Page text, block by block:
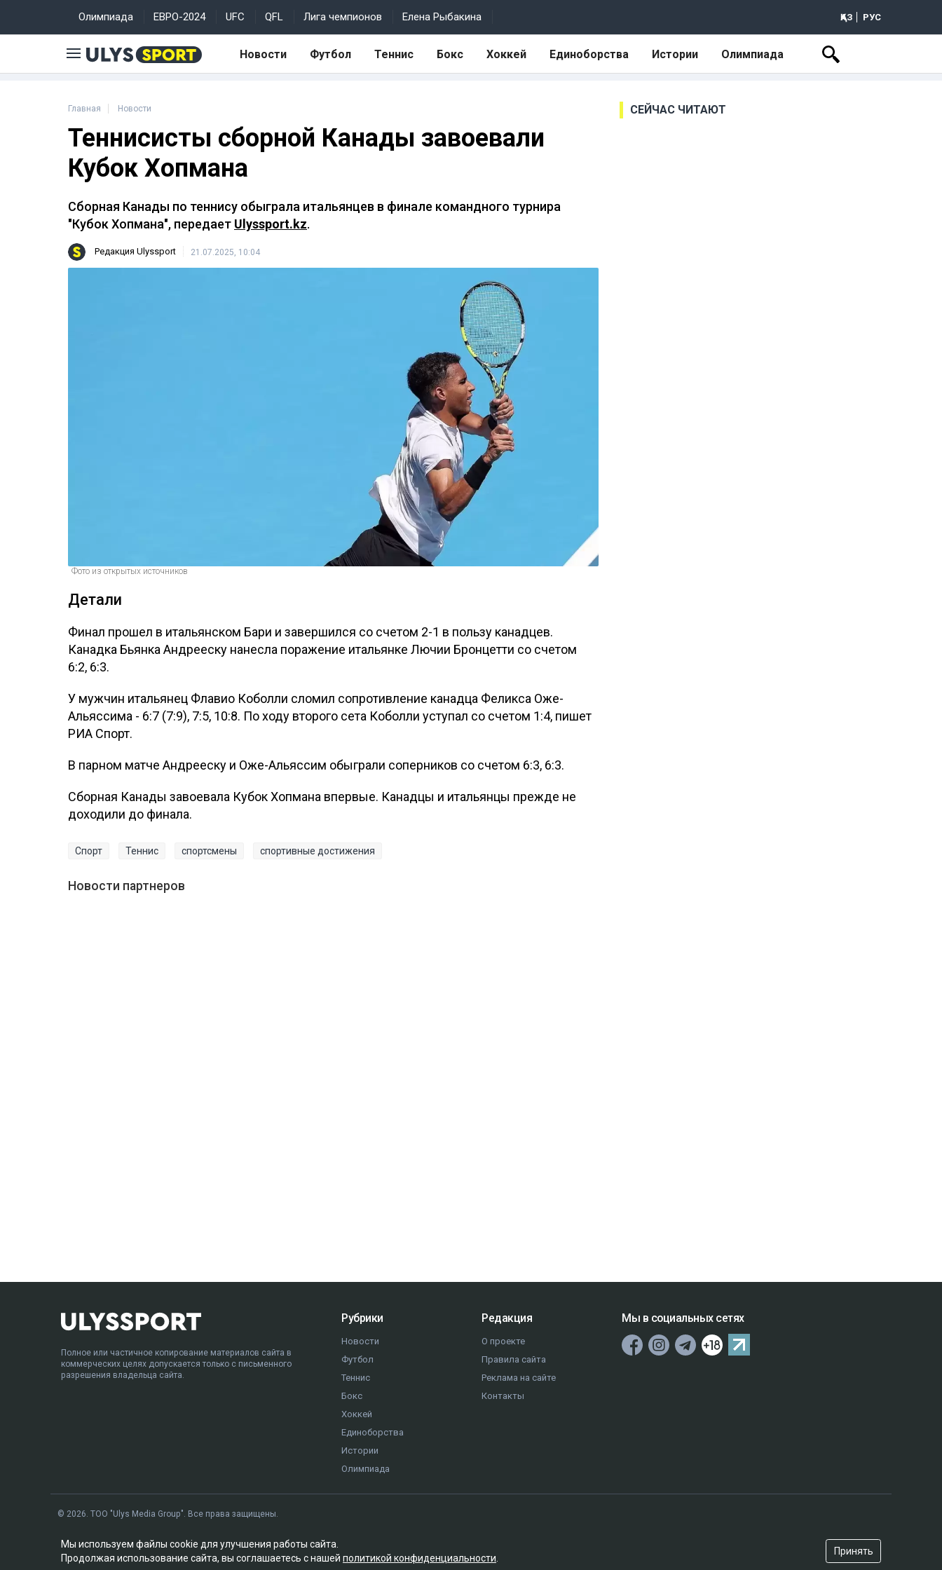
Олимпиада ЕВРО-2024 UFC QFL Лига чемпионов Елена Рыбакина ҚАЗ РУС
Новости Футбол Теннис Бокс Хоккей Единоборства Истории Олимпиада
Главная Новости
Теннисисты сборной Канады завоевали
Кубок Хопмана
Сборная Канады по теннису обыграла итальянцев в финале командного турнира
"Кубок Хопмана", передает Ulyssport.kz.
Редакция Ulyssport 21.07.2025, 10:04
Фото из открытых источников
Детали
Финал прошел в итальянском Бари и завершился со счетом 2-1 в пользу канадцев.
Канадка Бьянка Андрееску нанесла поражение итальянке Лючии Бронцетти со счетом
6:2, 6:3.
У мужчин итальянец Флавио Коболли сломил сопротивление канадца Феликса Оже-
Альяссима - 6:7 (7:9), 7:5, 10:8. По ходу второго сета Коболли уступал со счетом 1:4, пишет
РИА Спорт.
В парном матче Андрееску и Оже-Альяссим обыграли соперников со счетом 6:3, 6:3.
Сборная Канады завоевала Кубок Хопмана впервые. Канадцы и итальянцы прежде не
доходили до финала.
Спорт Теннис спортсмены спортивные достижения
Новости партнеров
СЕЙЧАС ЧИТАЮТ
Полное или частичное копирование материалов сайта в
коммерческих целях допускается только с письменного
разрешения владельца сайта.
Рубрики
Новости
Футбол
Теннис
Бокс
Хоккей
Единоборства
Истории
Олимпиада
Редакция
О проекте
Правила сайта
Реклама на сайте
Контакты
Мы в социальных сетях
© 2026. ТОО "Ulys Media Group". Все права защищены.
Мы используем файлы cookie для улучшения работы сайта.
Продолжая использование сайта, вы соглашаетесь с нашей политикой конфиденциальности
Принять